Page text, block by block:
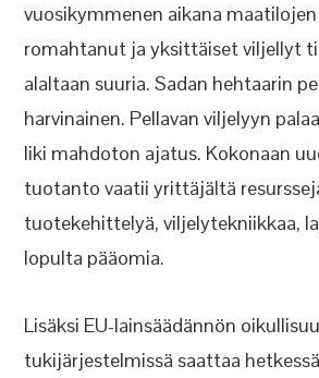
vuosikymmenen aikana
romahtanut ja yksittäiset viljellyt
alaltaan suuria. Sadan hehtaarin
harvinainen. Pellavan viljelyyn
liki mahdoton ajatus. Kokonaan
tuotanto vaatii yrittäjältä
tuotekehittelyä, viljelytekniikkaa,
lopulta pääomia.
Lisäksi EU-lainsäädännön
tukijärjestelmissä saattaa